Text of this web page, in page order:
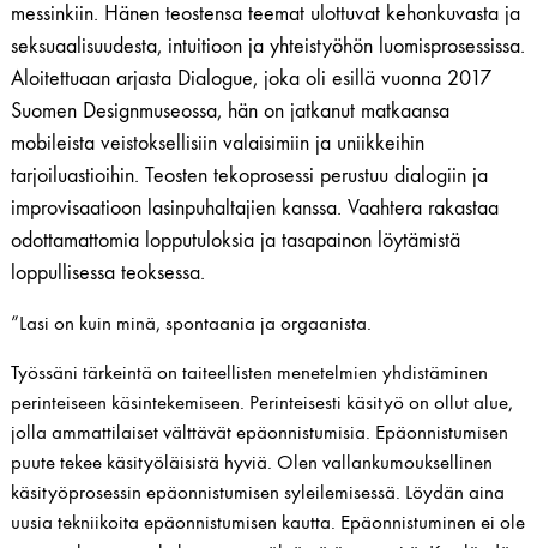
messinkiin. Hänen teostensa teemat ulottuvat kehonkuvasta ja
seksuaalisuudesta, intuitioon ja yhteistyöhön luomisprosessissa.
Aloitettuaan arjasta Dialogue, joka oli esillä vuonna 2017
Suomen Designmuseossa, hän on jatkanut matkaansa
mobileista veistoksellisiin valaisimiin ja uniikkeihin
tarjoiluastioihin. Teosten tekoprosessi perustuu dialogiin ja
improvisaatioon lasinpuhaltajien kanssa. Vaahtera rakastaa
odottamattomia lopputuloksia ja tasapainon löytämistä
loppullisessa teoksessa.
”Lasi on kuin minä, spontaania ja orgaanista.
Työssäni tärkeintä on taiteellisten menetelmien yhdistäminen
perinteiseen käsintekemiseen. Perinteisesti käsityö on ollut alue,
jolla ammattilaiset välttävät epäonnistumisia. Epäonnistumisen
puute tekee käsityöläisistä hyviä. Olen vallankumouksellinen
käsityöprosessin epäonnistumisen syleilemisessä. Löydän aina
uusia tekniikoita epäonnistumisen kautta. Epäonnistuminen ei ole